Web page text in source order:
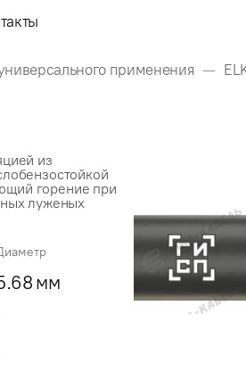
применения
из
горение при
луженых
мм